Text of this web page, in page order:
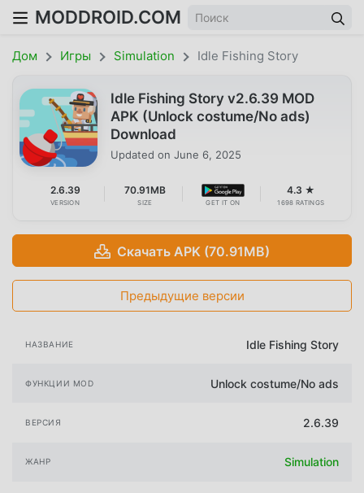
MODDROID.COM
Дом Игры Simulation Idle Fishing Story
Idle Fishing Story v2.6.39 MOD
APK (Unlock costume/No ads)
Download
Updated on June 6, 2025
2.6.39
VERSION
70.91MB
SIZE GET IT ON
4.3 ★
1698 RATINGS
Скачать APK (70.91MB)
Предыдущие версии
НАЗВАНИЕ Idle Fishing Story
ФУНКЦИИ MOD Unlock costume/No ads
ВЕРСИЯ 2.6.39
ЖАНР Simulation